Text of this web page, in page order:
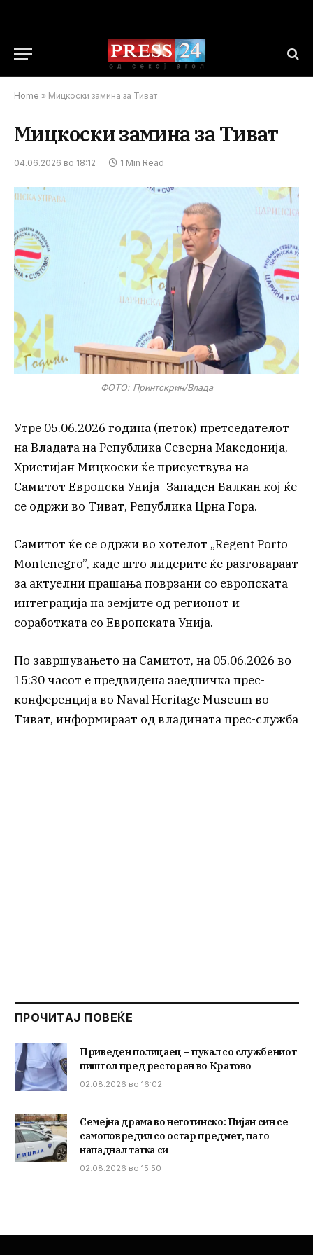
Home » Мицкоски замина за Тиват
Мицкоски замина за Тиват
04.06.2026 во 18:12 1 Min Read
ФОТО: Принтскрин/Влада
Утре 05.06.2026 година (петок) претседателот
на Владата на Република Северна Македонија,
Христијан Мицкоски ќе присуствува на
Самитот Европска Унија- Западен Балкан кој ќе
се одржи во Тиват, Република Црна Гора.
Самитот ќе се одржи во хотелот „Regent Porto
Montenegro”, каде што лидерите ќе разговараат
за актуелни прашања поврзани со европската
интеграција на земјите од регионот и
соработката со Европската Унија.
По завршувањето на Самитот, на 05.06.2026 во
15:30 часoт е предвидена заедничка прес-
конференција во Naval Heritage Museum во
Тиват, информираат од владината прес-служба
ПРОЧИТАЈ ПОВЕЌЕ
Приведен полицаец – пукал со службениот
пиштол пред ресторан во Кратово
02.08.2026 во 16:02
Семејна драма во неготинско: Пијан син се
самоповредил со остар предмет, па го
нападнал татка си
02.08.2026 во 15:50